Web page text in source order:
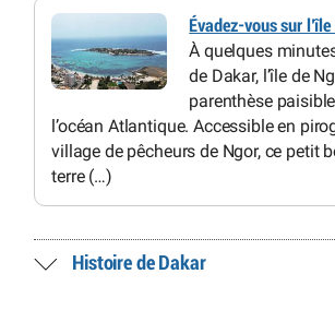
Évadez-vous sur
À quelques
de Dakar, l’île de
parenthèse
l’océan Atlantique. Accessible en
village de pêcheurs de Ngor, ce petit
terre (…)
Histoire de Dakar